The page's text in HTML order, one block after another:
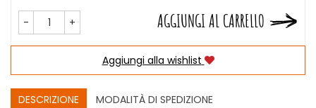
- + AGGIUNGI AL CARRELLO
Aggiungi alla wishlist
DESCRIZIONE
MODALITÀ DI SPEDIZIONE